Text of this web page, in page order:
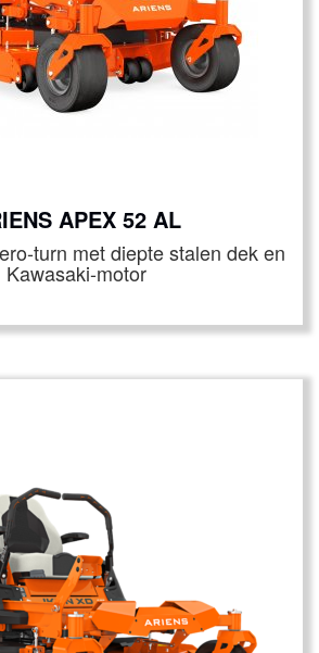
APEX 52 AL
met diepte stalen dek en
Kawasaki-motor